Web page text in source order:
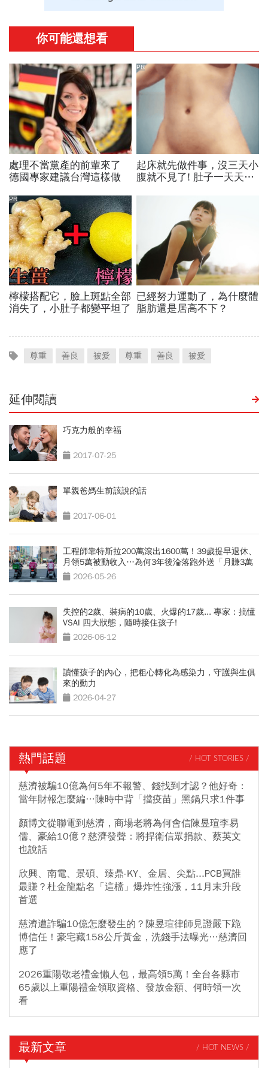
尊重 善良 被愛 尊重 善良 被愛
延伸閱讀
巧克力般的幸福
2017-07-25
單親爸媽生前該說的話
2017-06-01
工程師靠特斯拉200萬滾出1600萬！39歲提早退休、
月領5萬被動收入…為何3年後淪落跑外送「月賺3萬
勉強維生」？
2026-05-26
失控的2歲、裝病的10歲、火爆的17歲... 專家：搞懂
VSAI 四大狀態，隨時接住孩子!
2026-06-12
讀懂孩子的內心，把粗心轉化為感染力，守護與生俱
來的動力
2026-04-27
熱門話題 / HOT STORIES /
慈濟被騙10億為何5年不報警、錢找到才認？他好奇：
當年財報怎麼編…陳時中背「擋疫苗」黑鍋只求1件事
顏博文從聯電到慈濟，商場老將為何會信陳昱瑄李易
儒、豪給10億？慈濟發聲：將捍衛信眾捐款、蔡英文
也說話
欣興、南電、景碩、臻鼎-KY、金居、尖點...PCB買誰
最賺？杜金龍點名「這檔」爆炸性強漲，11月末升段
首選
慈濟遭詐騙10億怎麼發生的？陳昱瑄律師見證嚴下跪
博信任！豪宅藏158公斤黃金，洗錢手法曝光…慈濟回
應了
2026重陽敬老禮金懶人包，最高領5萬！全台各縣市
65歲以上重陽禮金領取資格、發放金額、何時領一次
看
最新文章 / HOT NEWS /